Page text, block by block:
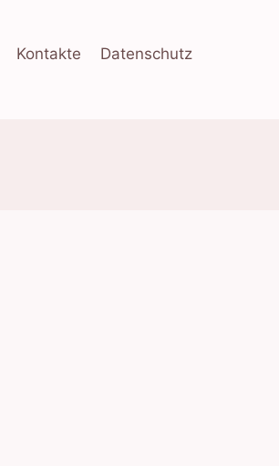
Kontakte Datenschutz